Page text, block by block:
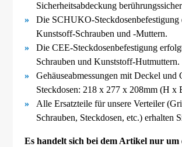
Sicherheitsabdeckung
Die SCHUKO-
Kunstsoff-Schrauben und -Muttern.
Die CEE-Steckdosenbefestigung
Schrauben und Kunststoff-Hutmuttern.
Gehäuseabmessungen mit Deckel und
Steckdosen: 218 x 277 x 208mm (H x
Alle Ersatzteile für unsere Verteiler
Schrauben, Steckdosen, etc.) erhalten
Es handelt sich bei dem Artikel nur um